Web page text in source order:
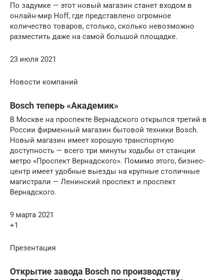
По задумке — этот новый магазин станет входом в
онлайн-мир Hoff, где представлено огромное
количество товаров, столько, сколько невозможно
разместить даже на самой большой площадке.
23 июля 2021
Новости компаний
Bosch теперь «Академик»
В Москве на проспекте Вернадского открылся третий в
России фирменный магазин бытовой техники Bosch.
Новый магазин имеет хорошую транспортную
доступность — всего три минуты ходьбы от станции
метро «Проспект Вернадского». Помимо этого, бизнес-
центр имеет удобные выезды на крупные столичные
магистрали — Ленинский проспект и проспект
Вернадского.
9 марта 2021
+1
Презентация
Открытие завода Bosch по производству